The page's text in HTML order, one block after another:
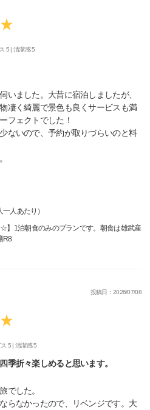
5 |清潔感 5
いました。大昔に宿泊しましたが、
凄く綺麗で景色も良くサービスも満
フェクトでした！
ないので、予約が取りづらいのと料
人あたり）
】1泊朝食のみのプランです。朝食は雄武産
R8
投稿日：2026/07/08
ス 5 |清潔感 5
折々楽しめると思います。
でした。
らなかったので、リベンジです。大